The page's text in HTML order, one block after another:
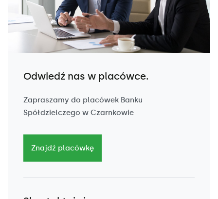
Odwiedź nas w placówce.
Zapraszamy do placówek Banku
Spółdzielczego w Czarnkowie
Znajdź placówkę